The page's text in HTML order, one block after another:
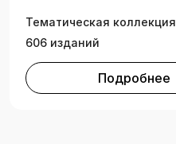
Тематическая коллекция
606 изданий
Подробнее